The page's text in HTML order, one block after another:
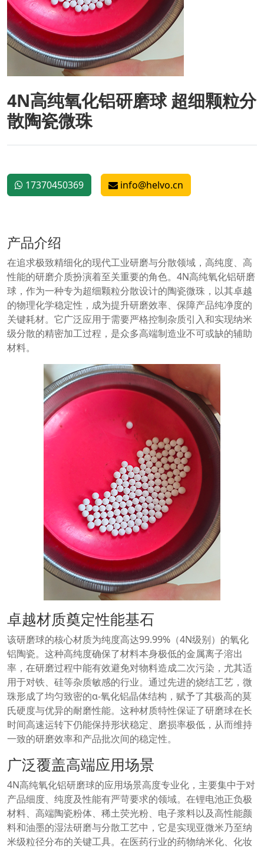
4N高纯氧化铝研磨球 超细颗粒分
散陶瓷微珠
17370450369 info@helvo.cn
产品介绍
在追求极致精细化的现代工业研磨与分散领域，高纯度、高
性能的研磨介质扮演着至关重要的角色。4N高纯氧化铝研磨
球，作为一种专为超细颗粒分散设计的陶瓷微珠，以其卓越
的物理化学稳定性，成为提升研磨效率、保障产品纯净度的
关键耗材。它广泛应用于需要严格控制杂质引入和实现纳米
级分散的精密加工过程，是众多高端制造业不可或缺的辅助
材料。
卓越材质奠定性能基石
该研磨球的核心材质为纯度高达99.99%（4N级别）的氧化
铝陶瓷。这种高纯度确保了材料本身极低的金属离子溶出
率，在研磨过程中能有效避免对物料造成二次污染，尤其适
用于对铁、硅等杂质敏感的行业。通过先进的烧结工艺，微
珠形成了均匀致密的α-氧化铝晶体结构，赋予了其极高的莫
氏硬度与优异的耐磨性能。这种材质特性保证了研磨球在长
时间高速运转下仍能保持形状稳定、磨损率极低，从而维持
一致的研磨效率和产品批次间的稳定性。
广泛覆盖高端应用场景
4N高纯氧化铝研磨球的应用场景高度专业化，主要集中于对
产品细度、纯度及性能有严苛要求的领域。在锂电池正负极
材料、高端陶瓷粉体、稀土荧光粉、电子浆料以及高性能颜
料和油墨的湿法研磨与分散工艺中，它是实现亚微米乃至纳
米级粒径分布的关键工具。在医药行业的药物纳米化、化妆